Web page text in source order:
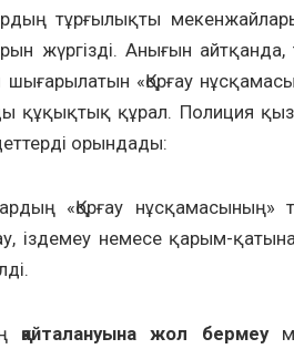
тұрғылықты
жүргізді. Анығын
«Қорғау
құқықтық құрал. Полиция
орындады:
«Қорғау нұсқамасының»
іздемеу немесе қарым-
қайталануына жол бермеу